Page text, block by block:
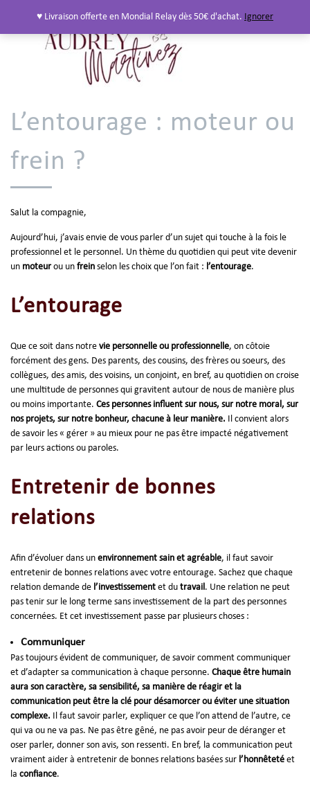
L’entourage : moteur ou
frein ?
Salut la compagnie,
Aujourd’hui, j’avais envie de vous parler d’un sujet qui touche à la fois le
professionnel et le personnel. Un thème du quotidien qui peut vite devenir
un moteurou un frein selon les choix que l’on fait : l’entourage.
L’entourage
Que ce soit dans notre vie personnelle ou professionnelle, on côtoie
forcément des gens. Des parents, des cousins, des frères ou soeurs, des
collègues, des amis, des voisins, un conjoint, en bref, au quotidien on croise
une multitude de personnes qui gravitent autour de nous de manière plus
ou moins importante. Ces personnes influent sur nous, sur notre moral, sur
nos projets, sur notre bonheur, chacune à leur manière. Il convient alors
de savoir les « gérer » au mieux pour ne pas être impacté négativement
par leurs actions ou paroles.
Entretenir de bonnes
relations
Afin d’évoluer dans un environnement sain et agréable, il faut savoir
entretenir de bonnes relations avec votre entourage. Sachez que chaque
relation demande de l’investissement et du travail. Une relation ne peut
pas tenir sur le long terme sans investissement de la part des personnes
concernées. Et cet investissement passe par plusieurs choses :
Communiquer
Pas toujours évident de communiquer, de savoir comment communiquer
et d’adapter sa communication à chaque personne. Chaque être humain
aura son caractère, sa sensibilité, sa manière de réagir et la
communication peut être la clé pour désamorcer ou éviter une situation
complexe. Il faut savoir parler, expliquer ce que l’on attend de l’autre, ce
qui va ou ne va pas. Ne pas être gêné, ne pas avoir peur de déranger et
oser parler, donner son avis, son ressenti. En bref, la communication peut
vraiment aider à entretenir de bonnes relations basées sur l’honnêteté et
la confiance.
♥ Livraison offerte en Mondial Relay dès 50€ d'achat. Ignorer